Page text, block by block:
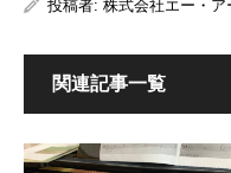
投稿者: 株式会社エー・ア
関連記事一覧